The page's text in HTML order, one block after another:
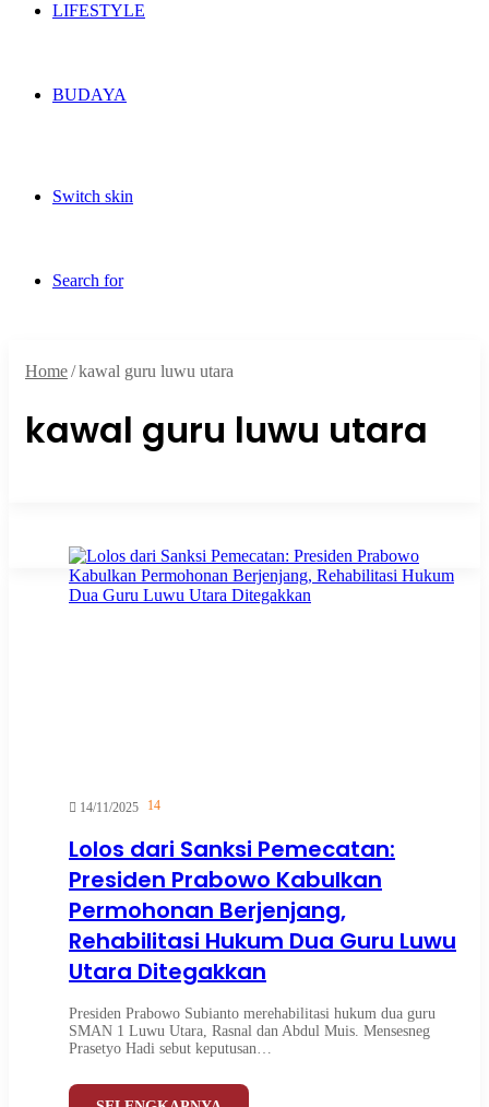
LIFESTYLE
BUDAYA
Switch skin
Search for
Home/kawal guru luwu utara
kawal guru luwu utara
14/11/2025 14
Lolos dari Sanksi Pemecatan:
Presiden Prabowo Kabulkan
Permohonan Berjenjang,
Rehabilitasi Hukum Dua Guru Luwu
Utara Ditegakkan
Presiden Prabowo Subianto merehabilitasi hukum dua guru
SMAN 1 Luwu Utara, Rasnal dan Abdul Muis. Mensesneg
Prasetyo Hadi sebut keputusan…